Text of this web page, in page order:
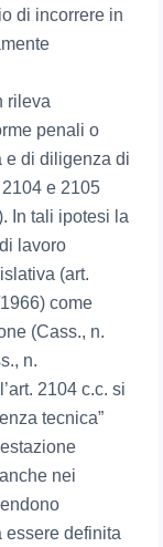
di incorrere in
rileva
penali o
e di diligenza di
e 2105
In tali ipotesi la
lavoro
(art.
come
(Cass., n.
n.
2104 c.c. si
tecnica”
nei
essere definita